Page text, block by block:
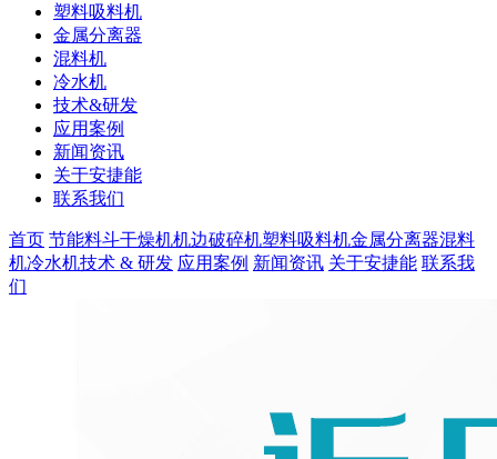
塑料吸料机
金属分离器
混料机
冷水机
技术&研发
应用案例
新闻资讯
关于安捷能
联系我们
首页 节能料斗干燥机机边破碎机塑料吸料机金属分离器混料
机冷水机技术 & 研发 应用案例 新闻资讯 关于安捷能 联系我
们